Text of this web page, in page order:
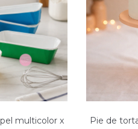
multicolor x
Pie de